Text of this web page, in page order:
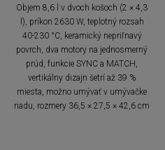
Objem 8,6 l v dvoch košoch (2 × 4,3
l), príkon 2630 W, teplotný rozsah
40-230 °C, keramický nepriľnavý
povrch, dva motory na jednosmerný
prúd, funkcie SYNC a MATCH,
vertikálny dizajn šetrí až 39 %
miesta, možno umývať v umývačke
riadu, rozmery 36,5 × 27,5 × 42,6 cm